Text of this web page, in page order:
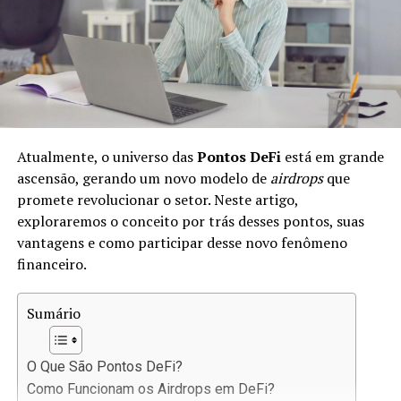
economia, pois fornece os recursos necessários para
fomentar o investimento e o consumo.
No mercado de crédito, há diferentes tipos de produtos,
como:
consumo pessoal.
Créditos Empresariais:Recursos destinados a
empresas para expandir ou operar.
Hipotecas:Empréstimos garantidos por
propriedades.
Esse mercado evolui constantemente, e nos últimos
anos, o advento das tecnologias financeiras trouxe
novas formas de conceder e acessar crédito.
A Revolução do DeFi no
Atualmente, o universo dasPontos DeFiestá em grande
ascensão, gerando um novo modelo de airdropsque
promete revolucionar o setor. Neste artigo,
exploraremos o conceito por trás desses pontos, suas
vantagens e como participar desse novo fenômeno
financeiro.
Sumário
O Que São Pontos DeFi?
Como Funcionam os Airdrops em DeFi?